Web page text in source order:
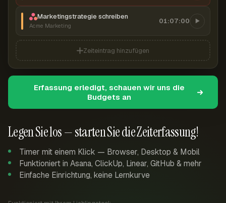
Legen Sie los — starten Sie die Zeiterfassung!
Timer mit einem Klick — Browser, Desktop & Mobil
Funktioniert in Asana, ClickUp, Linear, GitHub & mehr
Einfache Einrichtung, keine Lernkurve
Marketingstrategie schreiben
Acme Marketing
01:07:00
Zeiteintrag hinzufügen
Erfassung erledigt, schauen wir uns die
Budgets an